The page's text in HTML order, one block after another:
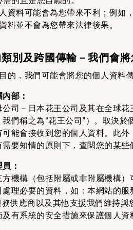
資料可能會為您帶來不利；例如
料並不會為您帶來法律後果。
別及跨國傳輸－我們會
的，我們可能會將您的個人資料
部：
公司－日本花王公司及其在全球
們稱之為“花王公司”）。取決
能會接收到您的個人資料。此
要知情的原則下，查閱您的某些
：
方機構（包括附屬或非附屬機構
處理必要的資料，如：本網站的
供應商以及其他支援我們維持
有系統的安全措施來保護個人資